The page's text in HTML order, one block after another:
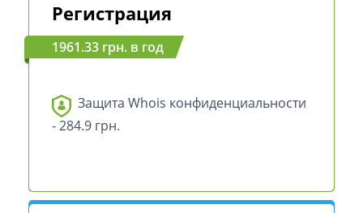
Регистрация
1961.33 грн. в год
Защита Whois конфиденциальности
- 284.9 грн.